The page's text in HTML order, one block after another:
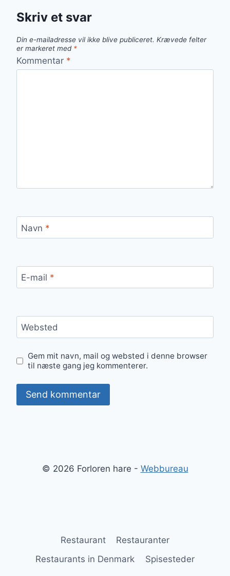
Skriv et svar
Din e-mailadresse vil ikke blive publiceret. Krævede felter
er markeret med *
Kommentar *
Navn *
E-mail *
Websted
Gem mit navn, mail og websted i denne browser
til næste gang jeg kommenterer.
© 2026 Forloren hare - Webbureau
Restaurant
Restauranter
Restaurants in Denmark
Spisesteder